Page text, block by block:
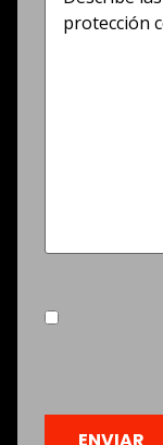
necesidades
Consentimiento